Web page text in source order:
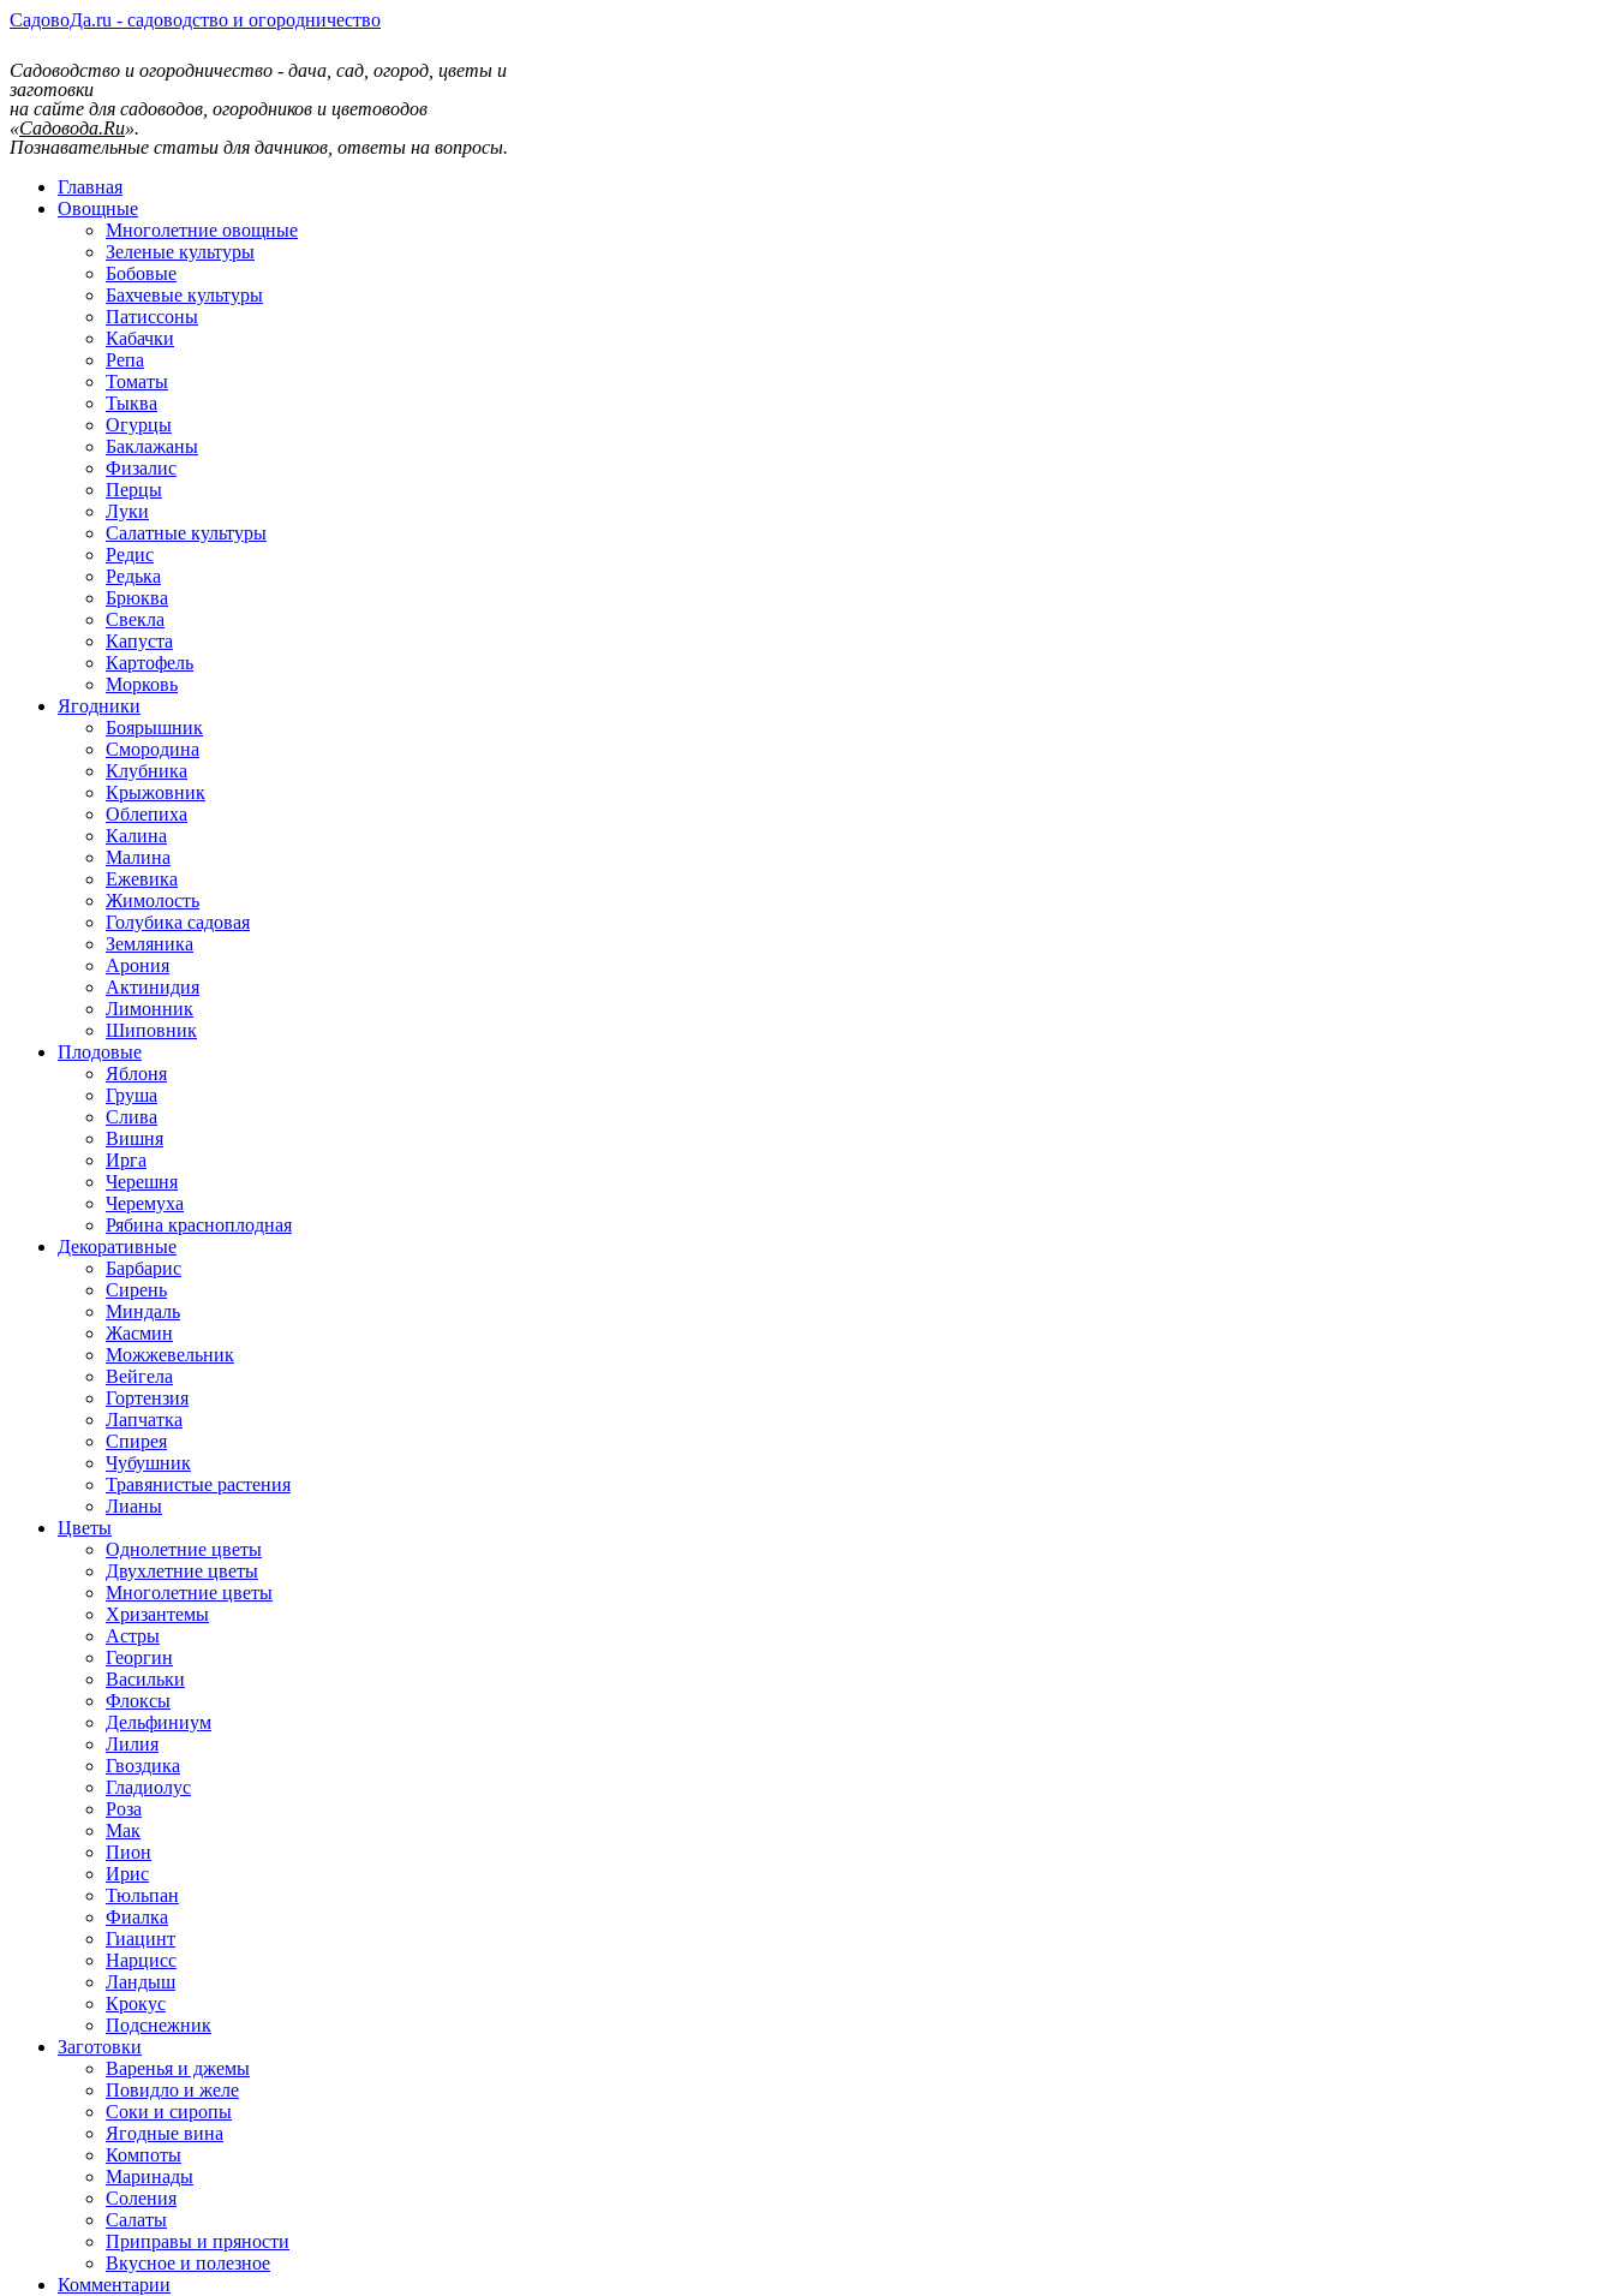
СадовоДа.ru - садоводство и огородничество
Садоводство и огородничество - дача, сад, огород, цветы и
заготовки
на сайте для садоводов, огородников и цветоводов
«Садовода.Ru».
Познавательные статьи для дачников, ответы на вопросы.
Главная
Овощные
Многолетние овощные
Зеленые культуры
Бобовые
Бахчевые культуры
Патиссоны
Кабачки
Репа
Томаты
Тыква
Огурцы
Баклажаны
Физалис
Перцы
Луки
Салатные культуры
Редис
Редька
Брюква
Свекла
Капуста
Картофель
Морковь
Ягодники
Боярышник
Смородина
Клубника
Крыжовник
Облепиха
Калина
Малина
Ежевика
Жимолость
Голубика садовая
Земляника
Арония
Актинидия
Лимонник
Шиповник
Плодовые
Яблоня
Груша
Слива
Вишня
Ирга
Черешня
Черемуха
Рябина красноплодная
Декоративные
Барбарис
Сирень
Миндаль
Жасмин
Можжевельник
Вейгела
Гортензия
Лапчатка
Спирея
Чубушник
Травянистые растения
Лианы
Цветы
Однолетние цветы
Двухлетние цветы
Многолетние цветы
Хризантемы
Астры
Георгин
Васильки
Флоксы
Дельфиниум
Лилия
Гвоздика
Гладиолус
Роза
Мак
Пион
Ирис
Тюльпан
Фиалка
Гиацинт
Нарцисс
Ландыш
Крокус
Подснежник
Заготовки
Варенья и джемы
Повидло и желе
Соки и сиропы
Ягодные вина
Компоты
Маринады
Соления
Салаты
Приправы и пряности
Вкусное и полезное
Комментарии